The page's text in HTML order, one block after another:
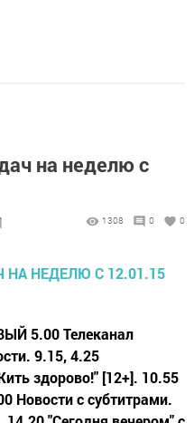
на неделю с
1308 0 0
5.00 Телеканал
9.15, 4.25
здорово!" [12+]. 10.55
Новости с субтитрами.